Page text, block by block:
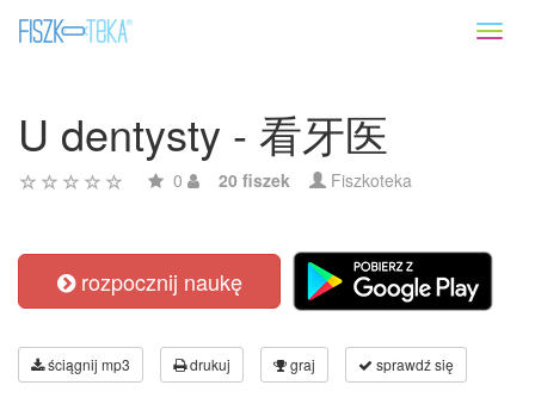
U dentysty - 看牙医
0 20 fiszek Fiszkoteka
rozpocznij naukę
ściągnij mp3 drukuj graj sprawdź się